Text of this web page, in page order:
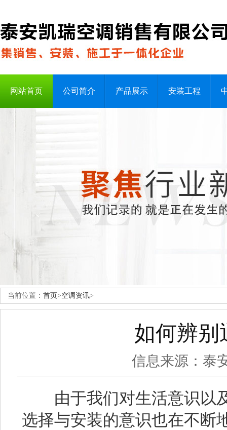
网站首页 公司简介 产品展示 安装工程
当前位置： 首页>空调资讯>
如何辨别
信息来源：泰
由于我们对生活意识以
选择与安装的意识也在不断